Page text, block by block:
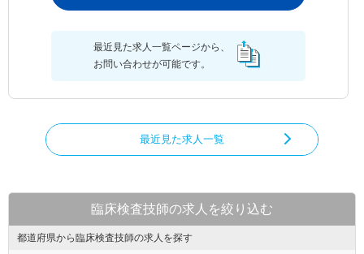
最近見た求人一覧ページから、
お問い合わせが可能です。
最近見た求人一覧
臨床検査技師の求人を絞り込む
都道府県から臨床検査技師の求人を探す